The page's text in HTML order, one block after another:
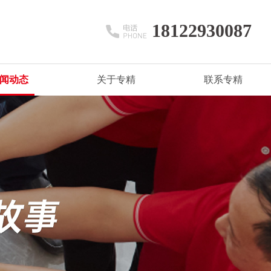
18122930087
动态 关于专精 联系专精